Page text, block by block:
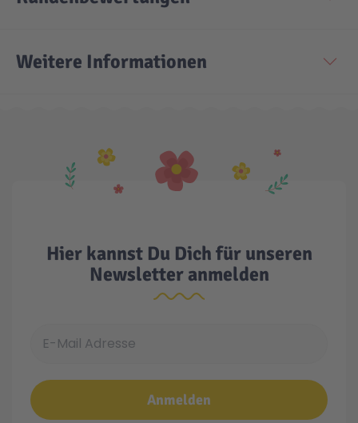
Weitere Informationen
Hier kannst Du Dich für unseren
Newsletter anmelden
Anmelden